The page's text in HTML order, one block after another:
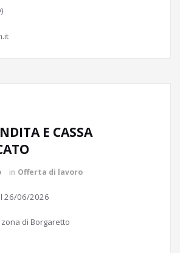
E CASSA
in Offerta di lavoro
26/06/2026
di Borgaretto